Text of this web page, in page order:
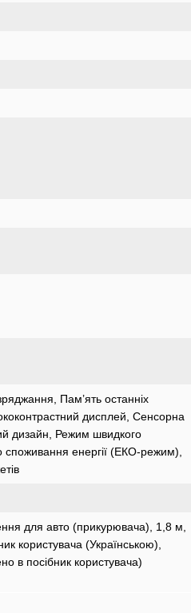
Пам’ять останніх
дисплей, Сенсорна
дизайн, Режим швидкого
енергії (ЕКО-режим),
для авто (прикурювача), 1,8 м,
користувача (Українською),
в посібник користувача)